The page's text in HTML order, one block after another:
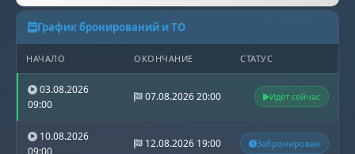
График бронирований и ТО
НАЧАЛО ОКОНЧАНИЕ СТАТУС
03.08.2026
09:00
07.08.2026 20:00 Идёт сейчас
10.08.2026
09:00
12.08.2026 19:00 Забронирован